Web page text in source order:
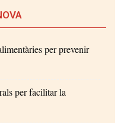
per prevenir
per facilitar la